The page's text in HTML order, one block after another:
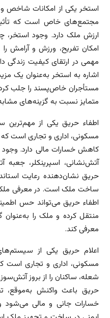
استخر یکی از امکانات شاخص
مجتمع‌های خاص است که
ارزش ملک دارد. وجود
امکان تفریح، ورزش و آرامش
مهمی در ارتقای کیفیت زندگی
اشاره به استخر به‌عنوان یک
مستأجران خاص‌پسند را جلب
متمایز نسبت به گزینه‌های
اطفاء حریق یکی از
مسکونی، اداری و تجاری است
کاهش خسارات مالی دارد.
آتش‌نشانی، اسپرینکلر،
حریق نشان‌دهنده رعایت
ساخت ملک است. در معرفی
اطفاء حریق می‌تواند حس
منتقل کرده و ملک را به‌عنوان
معرفی کند.
اعلام حریق یکی از
مسکونی، اداری و تجاری است
شعله، ساکنان را از بروز
حریق باعث واکنش به‌موقع،
خسارات جانی و مالی می‌شود